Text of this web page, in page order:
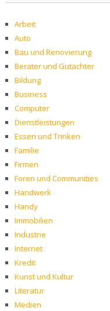
Arbeit
Auto
Bau und Renovierung
Berater und Gutachter
Bildung
Business
Computer
Dienstleistungen
Essen und Trinken
Familie
Firmen
Foren und Communities
Handwerk
Handy
Immobilien
Industrie
Internet
Kredit
Kunst und Kultur
Literatur
Medien